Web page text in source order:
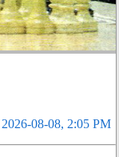
2026-08-08, 2:05 PM